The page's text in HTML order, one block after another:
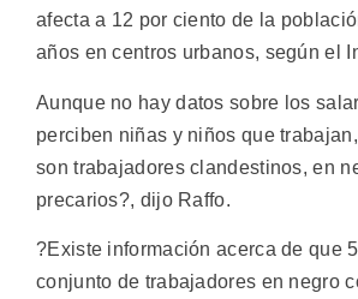
afecta a 12 por ciento de la
años en centros urbanos, según el
Aunque no hay datos sobre los
perciben niñas y niños que
son trabajadores clandestinos, en
precarios?, dijo Raffo.
?Existe información acerca de que
conjunto de trabajadores en negro